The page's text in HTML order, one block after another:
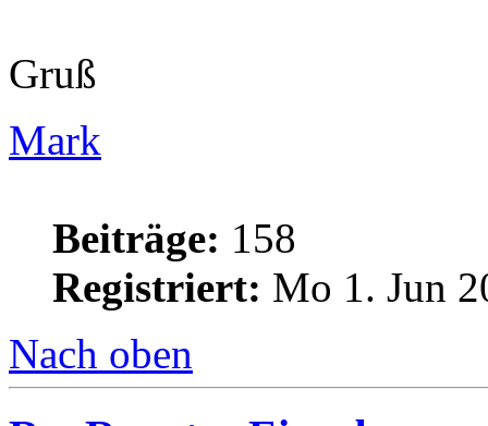
Gruß
Mark
Beiträge: 158
Registriert: Mo 1. Jun
Nach oben